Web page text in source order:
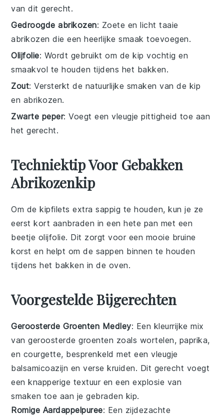
van dit gerecht.
Gedroogde abrikozen: Zoete en licht taaie
abrikozen die een heerlijke smaak toevoegen.
Olijfolie: Wordt gebruikt om de kip vochtig en
smaakvol te houden tijdens het bakken.
Zout: Versterkt de natuurlijke smaken van de kip
en abrikozen.
Zwarte peper: Voegt een vleugje pittigheid toe aan
het gerecht.
Techniektip Voor Gebakken
Abrikozenkip
Om dekipfilets extra sappig te houden, kun je ze
eerst kort aanbraden in een hete pan met een
beetje olijfolie. Dit zorgt voor een mooie bruine
korst en helpt om de sappen binnen te houden
tijdens het bakken in de oven.
Voorgestelde Bijgerechten
Geroosterde Groenten Medley: Een kleurrijkemix
van geroosterdegroenten zoals wortelen, paprika,
en courgette, besprenkeld met een vleugje
balsamicoazijn enverse kruiden. Dit gerecht voegt
een knapperige textuur en een explosie van
smaken toe aan jegebraden kip.
Romige Aardappelpuree: Een zijdezachte